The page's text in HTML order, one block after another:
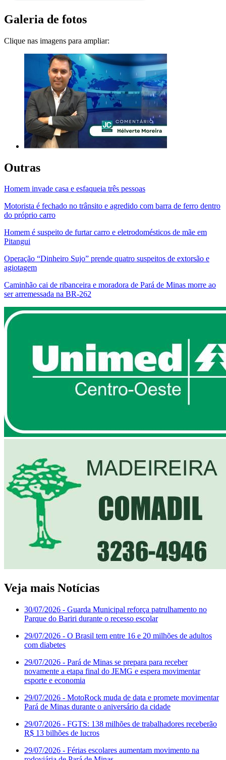
Galeria de fotos
Clique nas imagens para ampliar:
Outras
Homem invade casa e esfaqueia três pessoas
Motorista é fechado no trânsito e agredido com barra de ferro dentro
do próprio carro
Homem é suspeito de furtar carro e eletrodomésticos de mãe em
Pitangui
Operação “Dinheiro Sujo” prende quatro suspeitos de extorsão e
agiotagem
Caminhão cai de ribanceira e moradora de Pará de Minas morre ao
ser arremessada na BR-262
Veja mais Notícias
30/07/2026 - Guarda Municipal reforça patrulhamento no
Parque do Bariri durante o recesso escolar
29/07/2026 - O Brasil tem entre 16 e 20 milhões de adultos
com diabetes
29/07/2026 - Pará de Minas se prepara para receber
novamente a etapa final do JEMG e espera movimentar
esporte e economia
29/07/2026 - MotoRock muda de data e promete movimentar
Pará de Minas durante o aniversário da cidade
29/07/2026 - FGTS: 138 milhões de trabalhadores receberão
R$ 13 bilhões de lucros
29/07/2026 - Férias escolares aumentam movimento na